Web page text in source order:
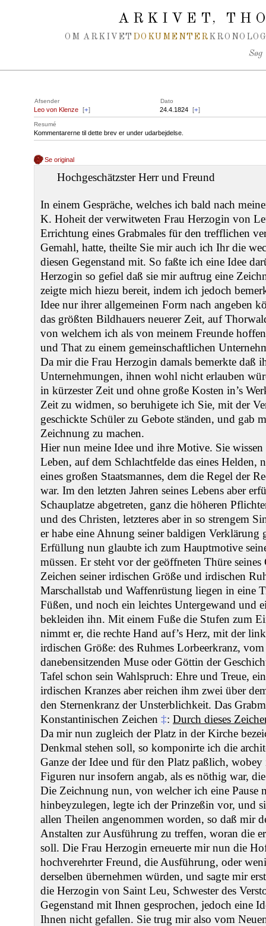
ARKIVET,
OM ARKIVET DOKUMENTER
Søg
Afsender Dato
Leo von Klenze [+] 24.4.1824 [+]
Resumé
Kommentarerne til dette brev er under udarbejdelse.
Se original
Hochgeschätzster Herr und Freund
In einem Gespräche, welches ich bald nach
K. Hoheit der verwitweten Frau Herzogin von
Errichtung eines Grabmales für den trefflichen
Gemahl, hatte, theilte Sie mir auch ich Ihr die
diesen Gegenstand mit. So faßte ich eine Idee
Herzogin so gefiel daß sie mir auftrug eine
zeigte mich hiezu bereit, indem ich jedoch
Idee nur ihrer allgemeinen Form nach angeben
das größten Bildhauers neuerer Zeit, auf
von welchem ich als von meinem Freunde
und That zu einem gemeinschaftlichen
Da mir die Frau Herzogin damals bemerkte daß
Unternehmungen, ihnen wohl nicht erlauben
in kürzester Zeit und ohne große Kosten in’s
Zeit zu widmen, so beruhigete ich Sie, mit der
geschickte Schüler zu Gebote ständen, und gab
Zeichnung zu machen.
Hier nun meine Idee und ihre Motive. Sie wissen
Leben, auf dem Schlachtfelde das eines Helden,
eines großen Staatsmannes, dem die Regel der
war. Im den letzten Jahren seines Lebens aber
Schauplatze abgetreten, ganz die höheren
und des Christen, letzteres aber in so strengem
er habe eine Ahnung seiner baldigen Verklärung
Erfüllung nun glaubte ich zum Hauptmotive
müssen. Er steht vor der geöffneten Thüre seines
Zeichen seiner irdischen Größe und irdischen
Marschallstab und Waffenrüstung liegen in eine
Füßen, und noch ein leichtes Untergewand und
bekleiden ihn. Mit einem Fuße die Stufen zum
nimmt er, die rechte Hand auf’s Herz, mit der
irdischen Größe: des Ruhmes Lorbeerkranz,
danebensitzenden Muse oder Göttin der
Tafel schon sein Wahlspruch: Ehre und Treue,
irdischen Kranzes aber reichen ihm zwei über
den Sternenkranz der Unsterblichkeit. Das
Konstantinischen Zeichen ‡: Durch dieses
Da mir nun zugleich der Platz in der Kirche
Denkmal stehen soll, so komponirte ich die
Ganze der Idee und für den Platz paßlich,
Figuren nur insofern angab, als es nöthig war,
Die Zeichnung nun, von welcher ich eine Pause
hinbeyzulegen, legte ich der Prinzeßin vor, und
allen Theilen angenommen worden, so daß mir
Anstalten zur Ausführung zu treffen, woran die
soll. Die Frau Herzogin erneuerte mir nun die
hochverehrter Freund, die Ausführung, oder
derselben übernehmen würden, und sagte mir
die Herzogin von Saint Leu, Schwester des
Gegenstand mit Ihnen gesprochen, jedoch eine
Ihnen nicht gefallen. Sie trug mir also vom